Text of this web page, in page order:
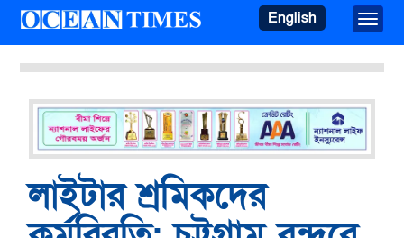
English
লাইটার শ্রমিকদের